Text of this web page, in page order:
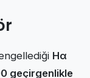
Hα
geçirgenlikle